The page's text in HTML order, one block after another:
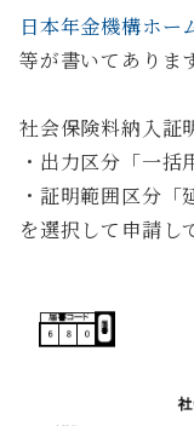
日本年金機構ホー
等が書いてあります
社会保険料納入証
・出力区分「一括
・証明範囲区分「
を選択して申請し